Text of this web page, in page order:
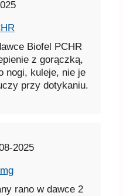
Biofel PCHR
z gorączką,
nogi, kuleje, nie je
przy dotykaniu.
2025
rano w dawce 2